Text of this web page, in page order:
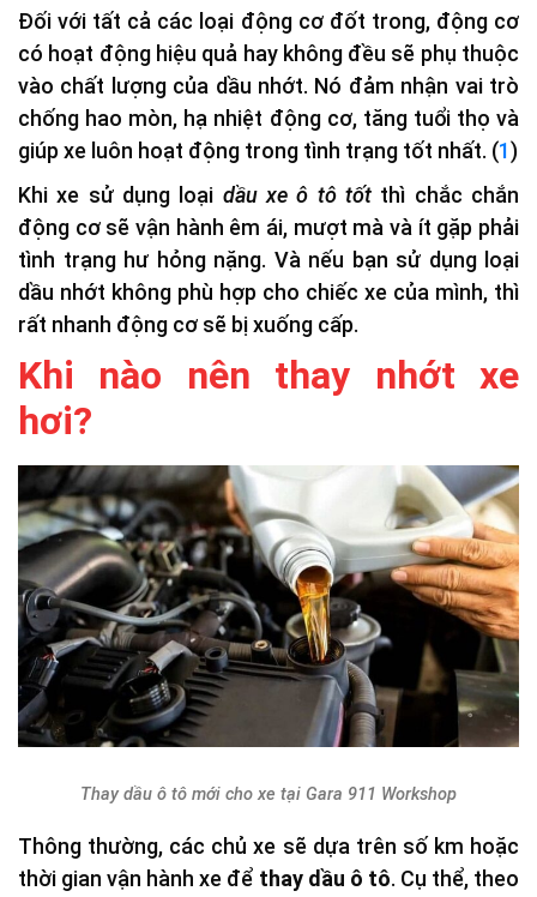
Đối với tất cả các loại động cơ đốt trong, động cơ
có hoạt động hiệu quả hay không đều sẽ phụ thuộc
vào chất lượng của dầu nhớt. Nó đảm nhận vai trò
chống hao mòn, hạ nhiệt động cơ, tăng tuổi thọ và
giúp xe luôn hoạt động trong tình trạng tốt nhất. (1)
Khi xe sử dụng loại dầu xe ô tô tốt thì chắc chắn
động cơ sẽ vận hành êm ái, mượt mà và ít gặp phải
tình trạng hư hỏng nặng. Và nếu bạn sử dụng loại
dầu nhớt không phù hợp cho chiếc xe của mình, thì
rất nhanh động cơ sẽ bị xuống cấp.
Khi nào nên thay nhớt xe
hơi?
Thay dầu ô tô mới cho xe tại Gara 911 Workshop
Thông thường, các chủ xe sẽ dựa trên số km hoặc
thời gian vận hành xe để thay dầu ô tô. Cụ thể, theo